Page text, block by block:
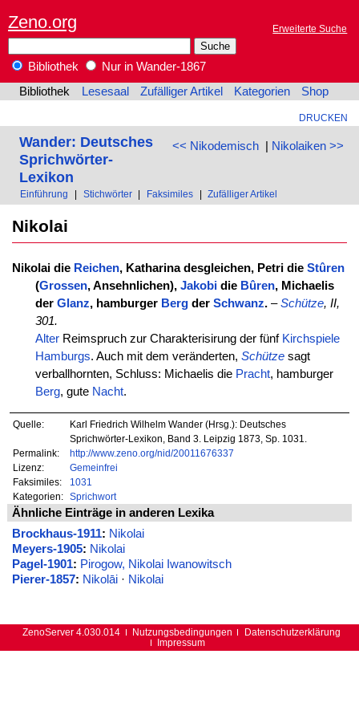
Zeno.org Erweiterte Suche
Bibliothek
Nur in Wander-1867
Bibliothek
Lesesaal Zufälliger Artikel Kategorien Shop
DRUCKEN
<< Nikodemisch| Nikolaiken >>
Wander: Deutsches
Sprichwörter-
Lexikon
Einführung Stichwörter Faksimiles Zufälliger Artikel
Nikolai
Nikolai die Reichen, Katharina desgleichen, Petri die Stûren
(Grossen, Ansehnlichen), Jakobidie Bûren, Michaelis
der Glanz, hamburger Bergder Schwanz.–Schütze, II,
301.
AlterReimspruch zur Charakterisirung der fünf Kirchspiele
Hamburgs. Auch mit dem veränderten, Schützesagt
verballhornten, Schluss: Michaelis die Pracht, hamburger
Berg, gute Nacht.
Quelle:
Karl Friedrich Wilhelm Wander (Hrsg.): Deutsches
Sprichwörter-Lexikon, Band 3. Leipzig 1873, Sp. 1031.
Permalink:
http://www.zeno.org/nid/20011676337
Lizenz:
Gemeinfrei
Faksimiles:
1031
Kategorien:
Sprichwort
Ähnliche Einträge in anderen Lexika
Brockhaus-1911: Nikolai
Meyers-1905: Nikolai
Pagel-1901: Pirogow, Nikolai Iwanowitsch
Pierer-1857: Nikolāi· Nikolai
ZenoServer 4.030.014 Nutzungsbedingungen
Datenschutzerklärung
Impressum